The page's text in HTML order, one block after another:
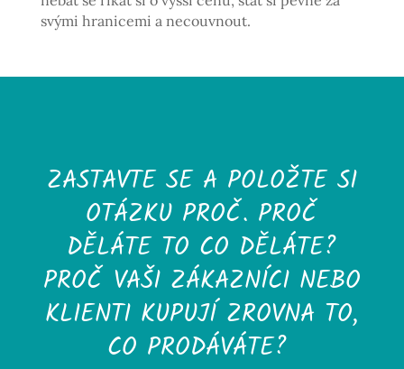
svými hranicemi a necouvnout.
ZASTAVTE SE A POLOŽTE SI
OTÁZKU PROČ. PROČ
DĚLÁTE TO CO DĚLÁTE?
PROČ VAŠI ZÁKAZNÍCI NEBO
KLIENTI KUPUJÍ ZROVNA TO,
CO PRODÁVÁTE?